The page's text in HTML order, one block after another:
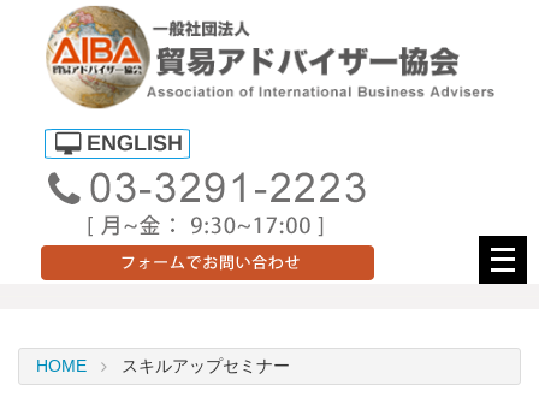
メ
ニ
HOME スキルアップセミナー